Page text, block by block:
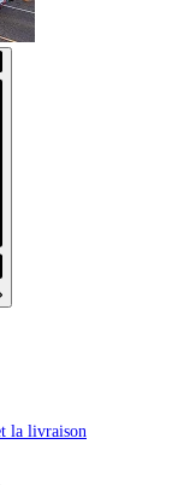
la livraison